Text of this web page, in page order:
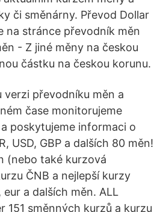
či směnárny. Převod Dollar
na stránce převodník měn
- Z jiné měny na českou
částku na českou korunu.
verzi převodníku měn a
čase monitorujeme
poskytujeme informaci o
USD, GBP a dalších 80 měn!
(nebo také kurzová
ČNB a nejlepší kurzy
a dalších měn. ALL
151 směnných kurzů a kurzu